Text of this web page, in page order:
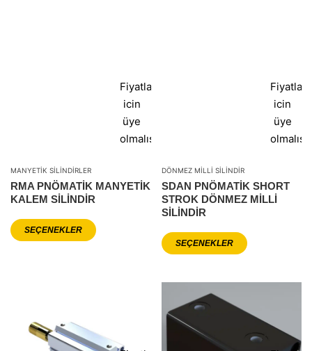
Fiyatlar
icin
üye
olmalısınız
MANYETIK SILINDIRLER
RMA PNÖMATIK MANYETIK
KALEM SILINDIR
SEÇENEKLER
Fiyatlar
icin
üye
DÖNMEZ MILLI SILINDIR
SDAN PNÖMATIK SHORT
STROK DÖNMEZ MILLI
SILINDIR
SEÇENEKLER